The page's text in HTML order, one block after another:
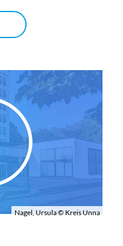
Nagel, Ursula © Kreis Unna